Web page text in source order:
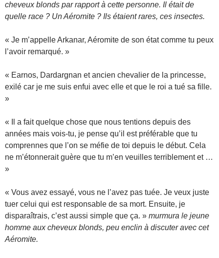
cheveux blonds par rapport à cette personne. Il était de
quelle race ? Un Aéromite ? Ils étaient rares, ces insectes.
« Je m’appelle Arkanar, Aéromite de son état comme tu peux
l’avoir remarqué. »
« Earnos, Dardargnan et ancien chevalier de la princesse,
exilé car je me suis enfui avec elle et que le roi a tué sa fille.
»
« Il a fait quelque chose que nous tentions depuis des
années mais vois-tu, je pense qu’il est préférable que tu
comprennes que l’on se méfie de toi depuis le début. Cela
ne m’étonnerait guère que tu m’en veuilles terriblement et …
»
« Vous avez essayé, vous ne l’avez pas tuée. Je veux juste
tuer celui qui est responsable de sa mort. Ensuite, je
disparaîtrais, c’est aussi simple que ça. » murmura le jeune
homme aux cheveux blonds, peu enclin à discuter avec cet
Aéromite.